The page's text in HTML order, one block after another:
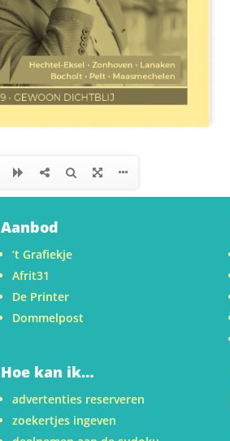
Aanbod
’t Grafiekje
Afrit31
De Printer
Dommelpost
Hoe kan ik…
advertenties reserveren
zoekertjes ingeven